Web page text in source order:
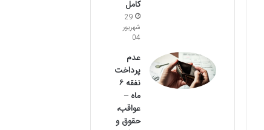
کامل
29
شهریور
04
عدم
پرداخت
نفقه ۶
ماه –
عواقب،
حقوق و